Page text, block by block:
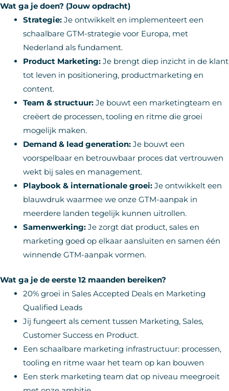
Wat ga je doen? (Jouw opdracht)
Strategie: Je ontwikkelt en implementeert een
schaalbare GTM-strategie voor Europa, met
Nederland als fundament.
Product Marketing: Je brengt diep inzicht in de klant
tot leven in positionering, productmarketing en
content.
Team & structuur: Je bouwt een marketingteam en
creëert de processen, tooling en ritme die groei
mogelijk maken.
Demand & lead generation: Je bouwt een
voorspelbaar en betrouwbaar proces dat vertrouwen
wekt bij sales en management.
Playbook & internationale groei: Je ontwikkelt een
blauwdruk waarmee we onze GTM-aanpak in
meerdere landen tegelijk kunnen uitrollen.
Samenwerking: Je zorgt dat product, sales en
marketing goed op elkaar aansluiten en samen één
winnende GTM-aanpak vormen.
Wat ga je de eerste 12 maanden bereiken?
20% groei in Sales Accepted Deals en Marketing
Qualified Leads
Jij fungeert als cement tussen Marketing, Sales,
Customer Success en Product.
Een schaalbare marketing infrastructuur: processen,
tooling en ritme waar het team op kan bouwen
Een sterk marketing team dat op niveau meegroeit